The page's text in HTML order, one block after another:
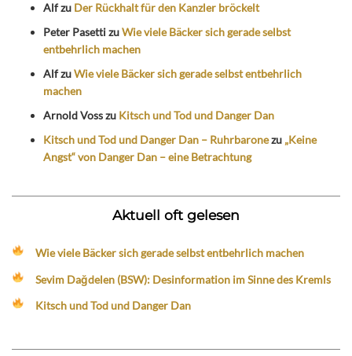
Alfzu Der Rückhalt für den Kanzler bröckelt
Peter PasettizuWie viele Bäcker sich gerade selbst
entbehrlich machen
AlfzuWie viele Bäcker sich gerade selbst entbehrlich
machen
Arnold Vosszu Kitsch und Tod und Danger Dan
Kitsch und Tod und Danger Dan – Ruhrbaronezu „Keine
Angst“ von Danger Dan – eine Betrachtung
Aktuell oft gelesen
Wie viele Bäcker sich gerade selbst entbehrlich machen
Sevim Dağdelen (BSW): Desinformation im Sinne des Kremls
Kitsch und Tod und Danger Dan